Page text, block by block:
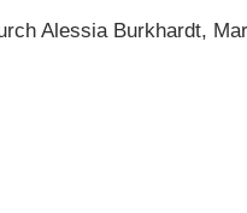
Alessia Burkhardt,